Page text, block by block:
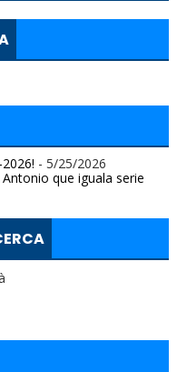
- 5/25/2026
que iguala serie